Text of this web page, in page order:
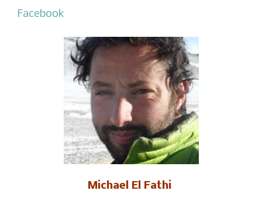
Facebook
Michael El Fathi